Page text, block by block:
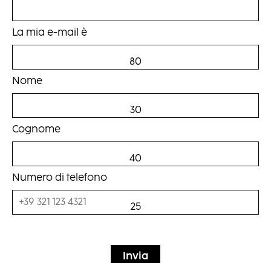
La mia e-mail è
80
Nome
30
Cognome
40
Numero di telefono
25
Invia